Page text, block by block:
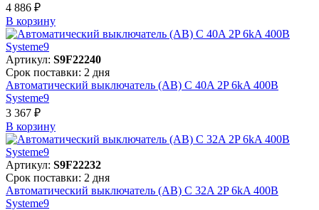
4 886 ₽
В корзинy
Артикул: S9F22240
Срок поставки: 2 дня
Автоматический выключатель (АВ) C 40A 2P 6kA 400В
Systeme9
3 367 ₽
В корзинy
Артикул: S9F22232
Срок поставки: 2 дня
Автоматический выключатель (АВ) C 32A 2P 6kA 400В
Systeme9